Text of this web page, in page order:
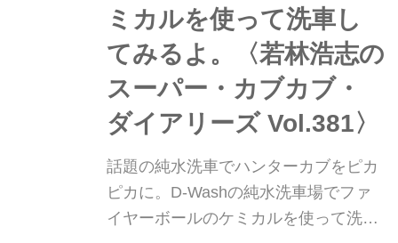
ミカルを使って洗車し
てみるよ。〈若林浩志の
スーパー・カブカブ・
ダイアリーズ Vol.381〉
話題の純水洗車でハンターカブをピカ
ピカに。D-Washの純水洗車場でファ
イヤーボールのケミカルを使って洗車